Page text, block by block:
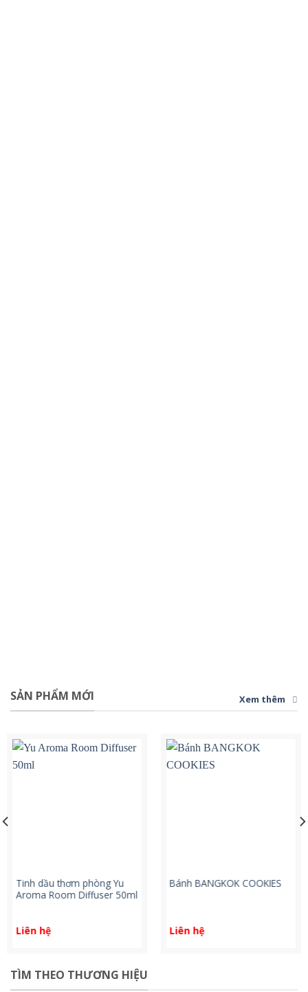
SẢN PHẨM MỚI Xem thêm
Tinh dầu thơm phòng Yu
Aroma Room Diffuser 50ml
Liên hệ
Bánh BANGKOK COOKIES
Liên hệ
TÌM THEO THƯƠNG HIỆU